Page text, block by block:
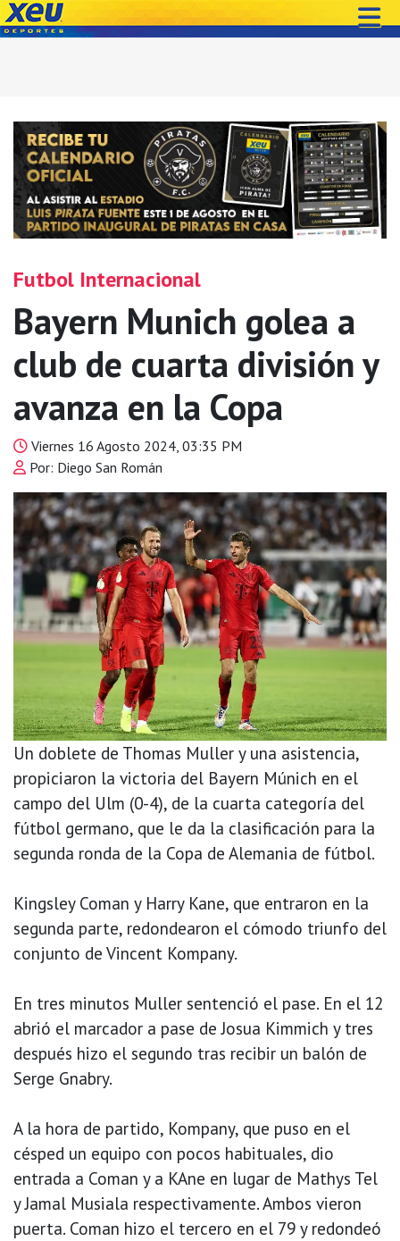
Futbol Internacional
Bayern Munich golea a
club de cuarta división y
avanza en la Copa
Viernes 16 Agosto 2024, 03:35 PM
Por: Diego San Román
Un doblete de Thomas Muller y una asistencia,
propiciaron la victoria del Bayern Múnich en el
campo del Ulm (0-4), de la cuarta categoría del
fútbol germano, que le da la clasificación para la
segunda ronda de la Copa de Alemania de fútbol.
Kingsley Coman y Harry Kane, que entraron en la
segunda parte, redondearon el cómodo triunfo del
conjunto de Vincent Kompany.
En tres minutos Muller sentenció el pase. En el 12
abrió el marcador a pase de Josua Kimmich y tres
después hizo el segundo tras recibir un balón de
Serge Gnabry.
A la hora de partido, Kompany, que puso en el
césped un equipo con pocos habituales, dio
entrada a Coman y a KAne en lugar de Mathys Tel
y Jamal Musiala respectivamente. Ambos vieron
puerta. Coman hizo el tercero en el 79 y redondeó